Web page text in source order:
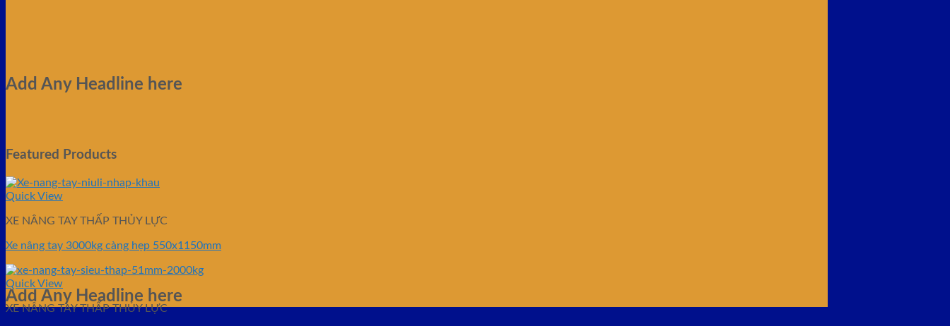
Add Any Headline here
Add Any Headline here
Featured Products
Quick View
XE NÂNG TAY THẤP THỦY LỰC
Xe nâng tay 3000kg càng hẹp 550x1150mm
Quick View
XE NÂNG TAY THẤP THỦY LỰC